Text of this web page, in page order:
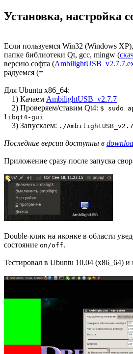
Установка, настройка
Если пользуемся Win32 (Windows
папке библиотеки Qt, gcc, mingw (
версию софта (
радуемся (=
Для Ubuntu x86_64:
1) Качаем AmbilightUSB_v2.7.7
2) Проверяем/ставим Qt4: $ sudo
libqt4-gui
3) Запускаем: ./
Последние версии доступны в
Приложение сразу после запуска
Double-клик на иконке в области
состояние on/off.
Тестировал в Ubuntu 10.04 (x86_64)